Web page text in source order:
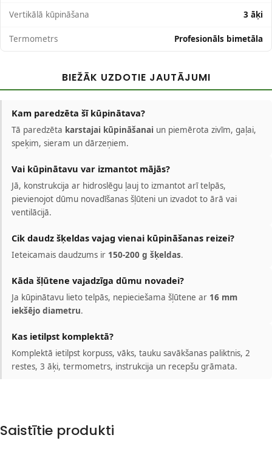
Vertikālā kūpināšana 3 āķi
Termometrs Profesionāls bimetāla
BIEŽĀK UZDOTIE JAUTĀJUMI
Kam paredzēta šī kūpinātava?
Tā paredzēta karstajai kūpināšanai un piemērota zivīm, gaļai,
speķim, sieram un dārzeņiem.
Vai kūpinātavu var izmantot mājās?
Jā, konstrukcija ar hidroslēgu ļauj to izmantot arī telpās,
pievienojot dūmu novadīšanas šļūteni un izvadot to ārā vai
ventilācijā.
Cik daudz šķeldas vajag vienai kūpināšanas reizei?
Ieteicamais daudzums ir 150-200 g šķeldas.
Kāda šļūtene vajadzīga dūmu novadei?
Ja kūpinātavu lieto telpās, nepieciešama šļūtene ar 16 mm
iekšējo diametru.
Kas ietilpst komplektā?
Komplektā ietilpst korpuss, vāks, tauku savākšanas paliktnis, 2
restes, 3 āķi, termometrs, instrukcija un recepšu grāmata.
Saistītie produkti